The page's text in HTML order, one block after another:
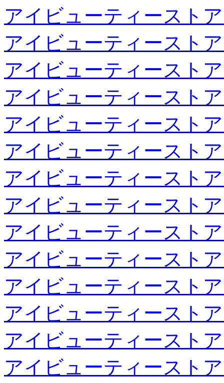
アイビューティースト
アイビューティースト
アイビューティースト
アイビューティースト
アイビューティースト
アイビューティースト
アイビューティースト
アイビューティースト
アイビューティースト
アイビューティースト
アイビューティースト
アイビューティースト
アイビューティースト
アイビューティースト